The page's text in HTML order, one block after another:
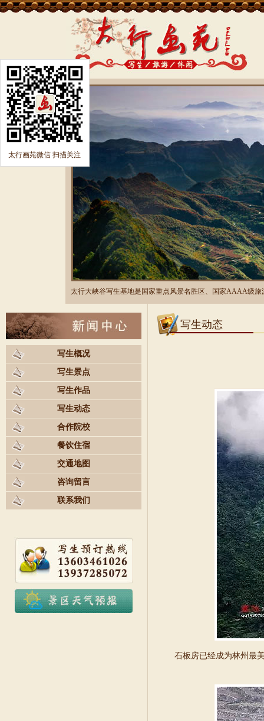
太行大峡谷写生基地是国家重点风景名胜区、国家AAAA级
写生概况
写生景点
写生作品
写生动态
合作院校
餐饮住宿
交通地图
咨询留言
联系我们
写生动态
石板房已经成为林州最
太行画苑微信 扫描关注